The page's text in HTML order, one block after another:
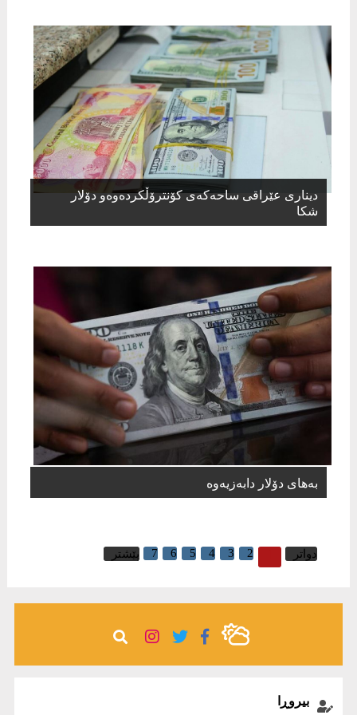
دیناری عێراقی ساحەكەی كۆنترۆڵكردەوەو دۆلار
شكا
بەهای دۆلار دابەزیەوە
دواتر 2
3
4
5
6
7 پێشتر
بیروڕا